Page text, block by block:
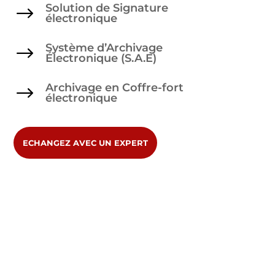
$
Solution de Signature
électronique
$
Système d’Archivage
Électronique (S.A.E)
$
Archivage en Coffre-fort
électronique
ECHANGEZ AVEC UN EXPERT